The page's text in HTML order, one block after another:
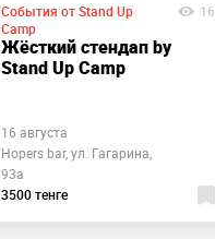
События от Stand Up
Camp
16
Жёсткий стендап by
Stand Up Camp
16 августа
Hopers bar, ул. Гагарина,
93а
3500 тенге